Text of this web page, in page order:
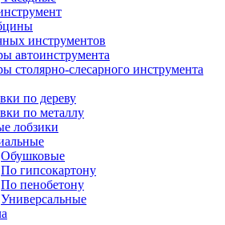
инструментов
автоинструмента
столярно-слесарного инструмента
по дереву
по металлу
лобзики
Обушковые
По гипсокартону
По пенобетону
Универсальные